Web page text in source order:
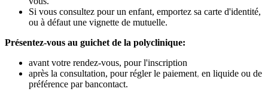
Si vous consultez pour un enfant, emportez sa carte d'identité,
ou à défaut une vignette de mutuelle.
Présentez-vous au guichet de la polyclinique:
avant votre rendez-vous, pour l'inscription
après la consultation, pour régler le paiement, en liquide ou de
préférence par bancontact.